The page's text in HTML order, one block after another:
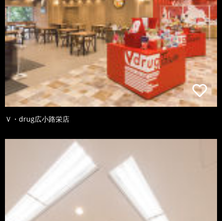
Ｖ・drug広小路栄店